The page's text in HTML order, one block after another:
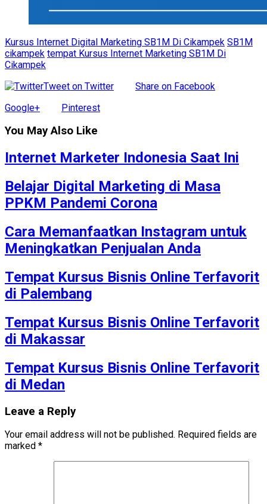
Kursus Internet Digital Marketing SB1M Di Cikampek SB1M
cikampek tempat Kursus Internet Marketing SB1M Di
Cikampek
Tweet on Twitter
Share on Facebook
Google+
Pinterest
You May Also Like
Internet Marketer Indonesia Saat Ini
Belajar Digital Marketing di Masa
PPKM Pandemi Corona
Cara Memanfaatkan Instagram untuk
Meningkatkan Penjualan Anda
Tempat Kursus Bisnis Online Terfavorit
di Palembang
Tempat Kursus Bisnis Online Terfavorit
di Makassar
Tempat Kursus Bisnis Online Terfavorit
di Medan
Leave a Reply
Your email address will not be published. Required fields are
marked *